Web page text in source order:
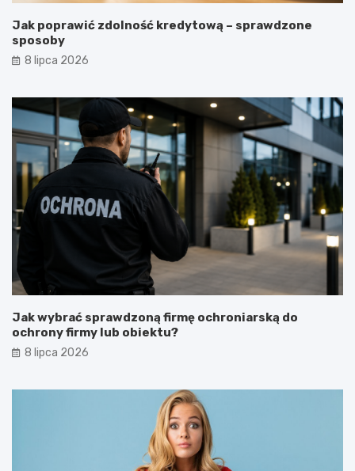
Jak poprawić zdolność kredytową – sprawdzone
sposoby
8 lipca 2026
Jak wybrać sprawdzoną firmę ochroniarską do
ochrony firmy lub obiektu?
8 lipca 2026